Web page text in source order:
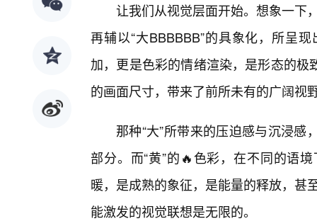
让我们从视觉层面开始。想象一下
再辅以“大BBBBBB”的具象化，所呈
加，更是色彩的情绪渲染，是形态的
的画面尺寸，带来了前所未有的广阔视
那种“大”所带来的压迫感与沉浸
部分。而“黄”的🔥色彩，在不同的语
暖，是成熟的象征，是能量的释放，甚
能激发的视觉联想是无限的。